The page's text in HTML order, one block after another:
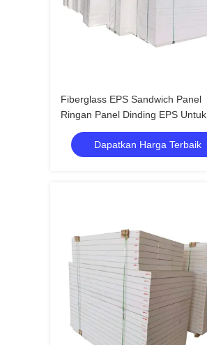
Fiberglass EPS Sandwich Panel
Ringan Panel Dinding EPS Untuk
Inkubator
Dapatkan Harga Terbaik